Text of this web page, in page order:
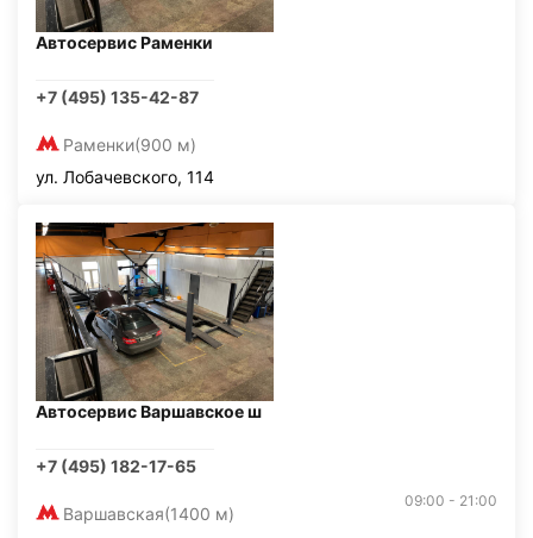
Автосервис Раменки
+7 (495) 135-42-87
Раменки(900 м)
ул. Лобачевского, 114
Автосервис Варшавское ш
+7 (495) 182-17-65
Варшавская(1400 м)
09:00 - 21:00